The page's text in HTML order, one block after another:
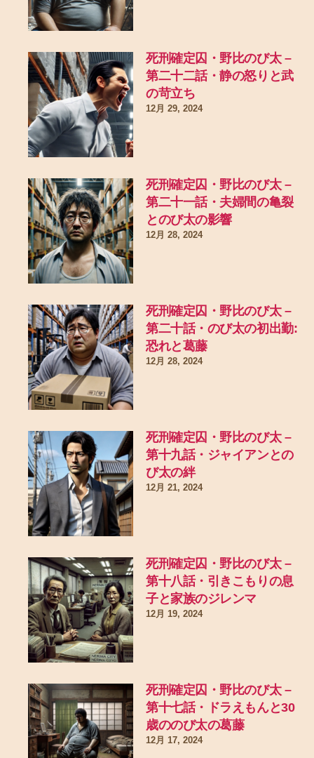
死刑確定囚・野比のび太 –
第二十二話・静の怒りと武
の苛立ち
12月 29, 2024
死刑確定囚・野比のび太 –
第二十一話・夫婦間の亀裂
とのび太の影響
12月 28, 2024
死刑確定囚・野比のび太 –
第二十話・のび太の初出勤:
恐れと葛藤
12月 28, 2024
死刑確定囚・野比のび太 –
第十九話・ジャイアンとの
び太の絆
12月 21, 2024
死刑確定囚・野比のび太 –
第十八話・引きこもりの息
子と家族のジレンマ
12月 19, 2024
死刑確定囚・野比のび太 –
第十七話・ドラえもんと30
歳ののび太の葛藤
12月 17, 2024